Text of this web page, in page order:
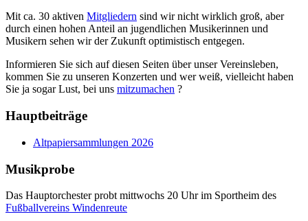
Mit ca. 30 aktiven Mitgliedern sind wir nicht wirklich groß, aber
durch einen hohen Anteil an jugendlichen Musikerinnen und
Musikern sehen wir der Zukunft optimistisch entgegen.
Informieren Sie sich auf diesen Seiten über unser Vereinsleben,
kommen Sie zu unseren Konzerten und wer weiß, vielleicht haben
Sie ja sogar Lust, bei uns mitzumachen ?
Hauptbeiträge
Altpapiersammlungen 2026
Musikprobe
Das Hauptorchester probt mittwochs 20 Uhr im Sportheim des
Fußballvereins Windenreute